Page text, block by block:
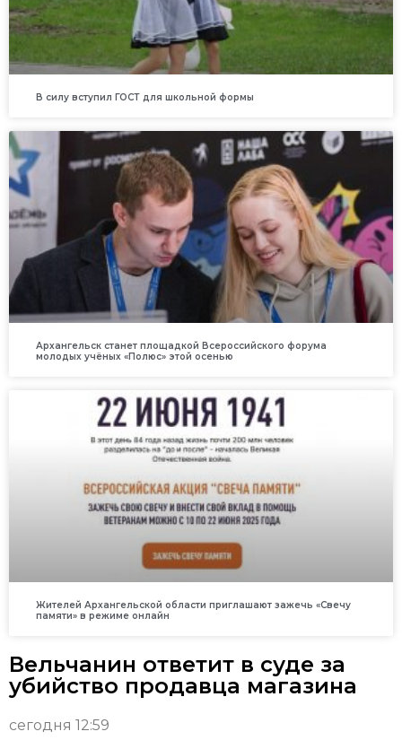
В силу вступил ГОСТ для школьной формы
Архангельск станет площадкой Всероссийского форума
молодых учёных «Полюс» этой осенью
Жителей Архангельской области приглашают зажечь «Свечу
памяти» в режиме онлайн
Вельчанин ответит в суде за
убийство продавца магазина
сегодня 12:59